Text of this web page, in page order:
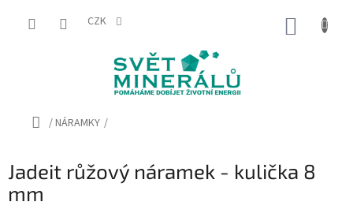
CZK
Domů
/NÁRAMKY /
Jadeit růžový náramek - kulička 8
mm